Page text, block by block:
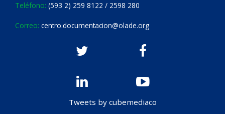
Teléfono: (593 2) 259 8122 / 2598 280
Correo: centro.documentacion@olade.org
Tweets by cubemediaco